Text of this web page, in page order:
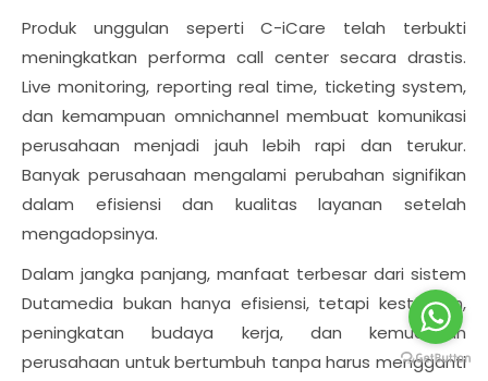
Produk unggulan seperti C-iCare telah terbukti
meningkatkan performa call center secara drastis.
Live monitoring, reporting real time, ticketing system,
dan kemampuan omnichannel membuat komunikasi
perusahaan menjadi jauh lebih rapi dan terukur.
Banyak perusahaan mengalami perubahan signifikan
dalam efisiensi dan kualitas layanan setelah
mengadopsinya.
Dalam jangka panjang, manfaat terbesar dari sistem
Dutamedia bukan hanya efisiensi, tetapi kestabilan,
peningkatan budaya kerja, dan kemudahan
perusahaan untuk bertumbuh tanpa harus mengganti